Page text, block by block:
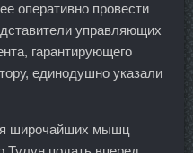
оперативно провести
управляющих
гарантирующего
единодушно указали
широчайших мышц